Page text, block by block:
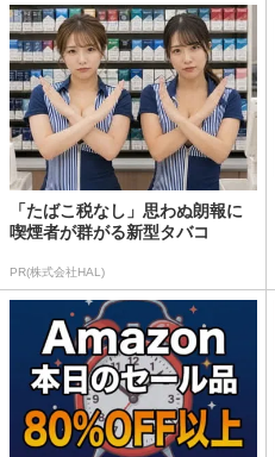
「たばこ税なし」思わぬ朗報に
喫煙者が群がる新型タバコ
PR(株式会社HAL)